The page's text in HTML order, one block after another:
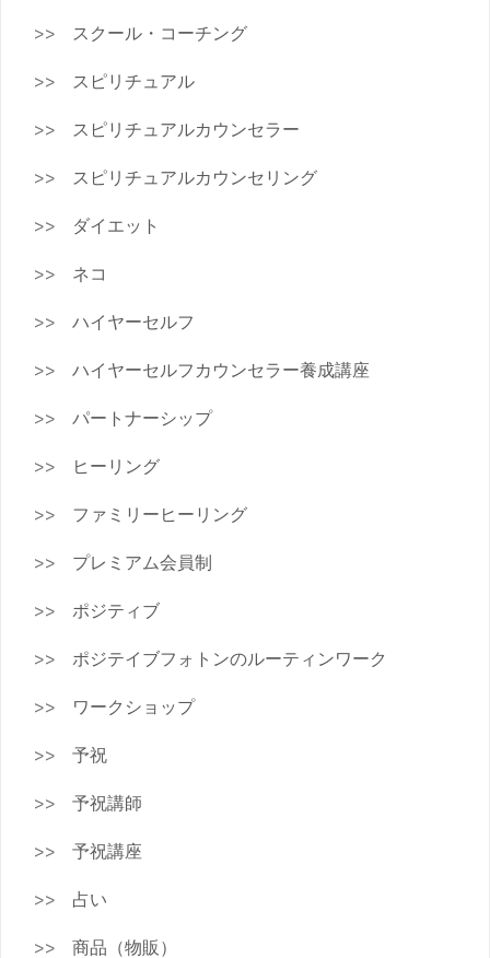
スクール・コーチング
スピリチュアル
スピリチュアルカウンセラー
スピリチュアルカウンセリング
ダイエット
ネコ
ハイヤーセルフ
ハイヤーセルフカウンセラー養成講座
パートナーシップ
ヒーリング
ファミリーヒーリング
プレミアム会員制
ポジティブ
ポジテイブフォトンのルーティンワーク
ワークショップ
予祝
予祝講師
予祝講座
占い
商品（物販）